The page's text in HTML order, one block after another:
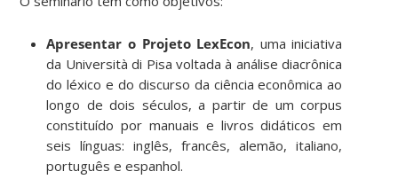
Apresentar o Projeto LexEcon, uma iniciativa
da Università di Pisa voltada à análise diacrônica
do léxico e do discurso da ciência econômica ao
longo de dois séculos, a partir de um corpus
constituído por manuais e livros didáticos em
seis línguas: inglês, francês, alemão, italiano,
português e espanhol.